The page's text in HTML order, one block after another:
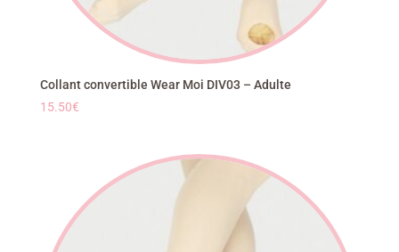
Collant convertible Wear Moi DIV03 – Adulte
15.50€